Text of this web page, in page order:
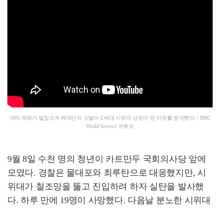
여러 매체가 밀짚모자 해적단의 깃발이 Z세대 시위의 상징이 된 이유를 분석했다. / 'BBC
World Service' 유튜브
9월 8일 수천 명의 청년이 카트만두 국회의사당 앞에
모였다. 경찰은 물대포와 최루탄으로 대응했지만, 시
위대가 철조망을 뚫고 진입하려 하자 실탄을 발사했
다. 하루 만에 19명이 사망했다. 다음날 분노한 시위대